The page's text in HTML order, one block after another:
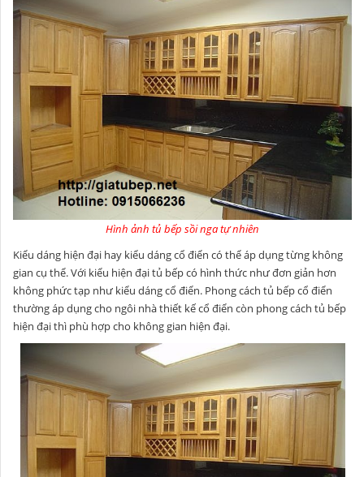
Hình ảnh tủ bếp sồi nga tự nhiên
Kiểu dáng hiện đại hay kiểu dáng cổ điển có thể áp dụng từng không
gian cụ thể. Với kiểu hiện đại tủ bếp có hình thức như đơn giản hơn
không phức tạp như kiểu dáng cổ điển. Phong cách tủ bếp cổ điển
thường áp dụng cho ngôi nhà thiết kế cổ điển còn phong cách tủ bếp
hiện đại thì phù hợp cho không gian hiện đại.